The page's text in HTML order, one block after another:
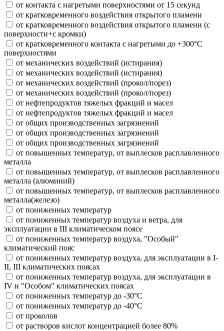
от контакта с нагретыми поверхностями от 15 секунд
от кратковременного воздействия открытого пламени
от кратковременного воздействия открытого пламени (с
поверхности+с кромки)
от кратковременного контакта с нагретыми до +300°С
поверхностями
от механических воздействий (истирания)
от механических воздействий (истирания)
от механических воздействий (прокол/порез)
от механических воздействий (прокол/порез)
от нефтепродуктов тяжелых фракций и масел
от нефтепродуктов тяжелых фракций и масел
от общих производственных загрязнений
от общих производственных загрязнений
от общих производственных загрязнений
от повышенных температур, от выплесков расплавленного
металла
от повышенных температур, от выплесков расплавленного
металла (алюминий)
от повышенных температур, от выплесков расплавленного
металла(железо)
от пониженных температур
от пониженных температур воздуха и ветра, для
эксплуатации в III климатическом поясе
от пониженных температур воздуха, "Особый"
климатический пояс
от пониженных температур воздуха, для эксплуатации в I-
II, III климатических поясах
от пониженных температур воздуха, для эксплуатации в
IV и "Особом" климатических поясах
от пониженных температур до -30°С
от пониженных температур до -40°С
от проколов
от растворов кислот концентрацией более 80%